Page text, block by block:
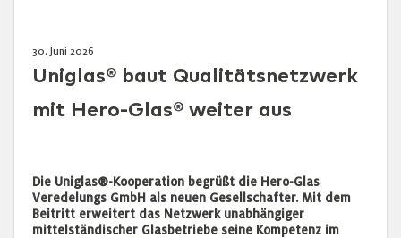
30. Juni 2026
Uniglas® baut Qualitätsnetzwerk
mit Hero-Glas® weiter aus
Die Uniglas®-Kooperation begrüßt die Hero-Glas
Veredelungs GmbH als neuen Gesellschafter. Mit dem
Beitritt erweitert das Netzwerk unabhängiger
mittelständischer Glasbetriebe seine Kompetenz im